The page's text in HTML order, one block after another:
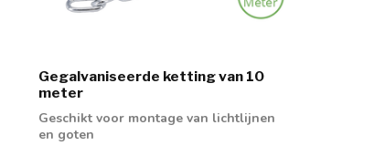
Gegalvaniseerde ketting van 10
meter
Geschikt voor montage van lichtlijnen
en goten